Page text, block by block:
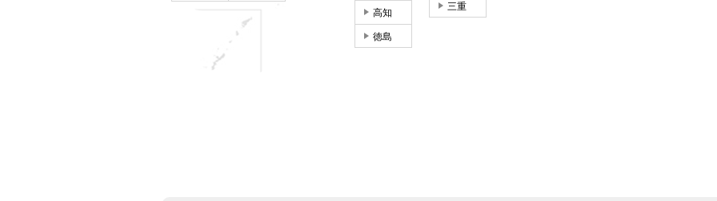
三重
高知
徳島